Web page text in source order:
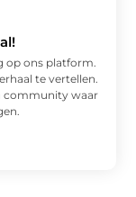
op ons platform.
te vertellen.
community waar